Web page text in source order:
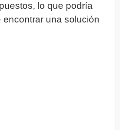
lo que podría
encontrar una solución